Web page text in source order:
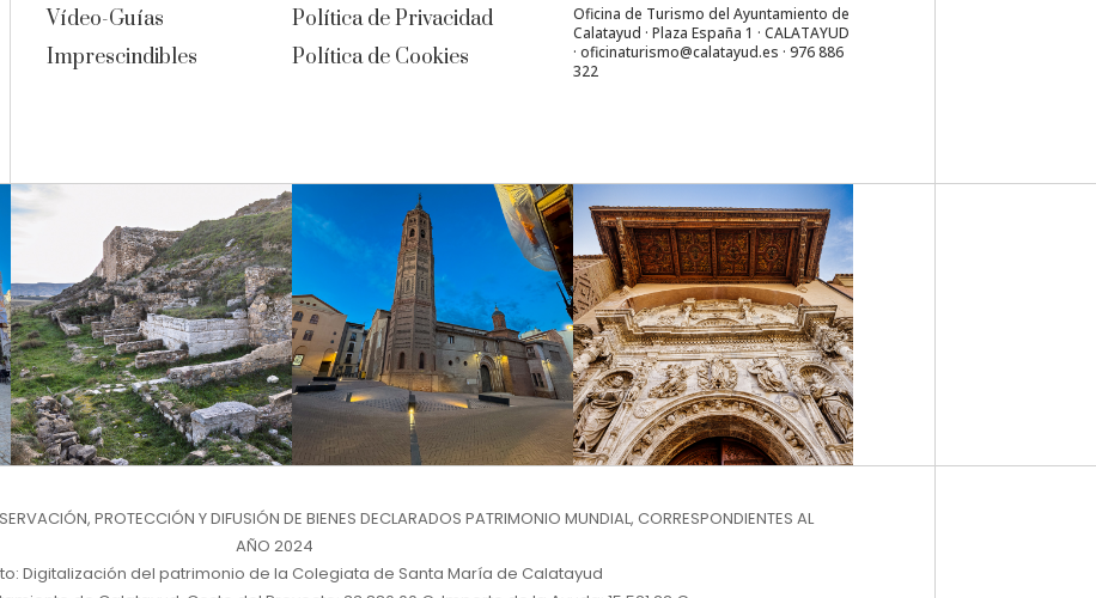
Vídeo-Guías
Imprescindibles
Política de Privacidad
Política de Cookies
Oficina de Turismo del Ayuntamiento de
Calatayud · Plaza España 1 · CALATAYUD
· oficinaturismo@calatayud.es · 976 886
322
PROTECCIÓN Y DIFUSIÓN DE BIENES DECLARADOS PATRIMONIO MUNDIAL, CORRESPONDIENTES AL
AÑO 2024
Digitalización del patrimonio de la Colegiata de Santa María de Calatayud